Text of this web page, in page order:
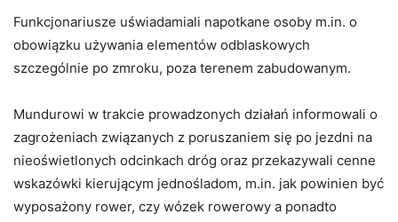
Funkcjonariusze uświadamiali napotkane osoby m.in. o
obowiązku używania elementów odblaskowych
szczególnie po zmroku, poza terenem zabudowanym.
Mundurowi w trakcie prowadzonych działań informowali o
zagrożeniach związanych z poruszaniem się po jezdni na
nieoświetlonych odcinkach dróg oraz przekazywali cenne
wskazówki kierującym jednośladom, m.in. jak powinien być
wyposażony rower, czy wózek rowerowy a ponadto